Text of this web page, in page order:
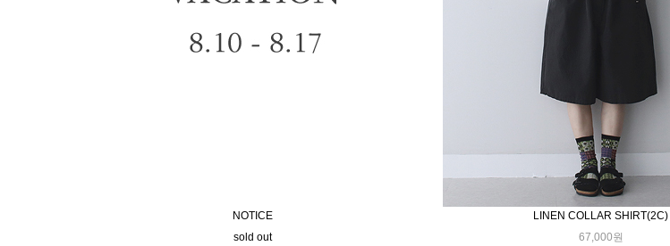
NOTICE
sold out
LINEN COLLAR SHIRT(2C)
67,000원